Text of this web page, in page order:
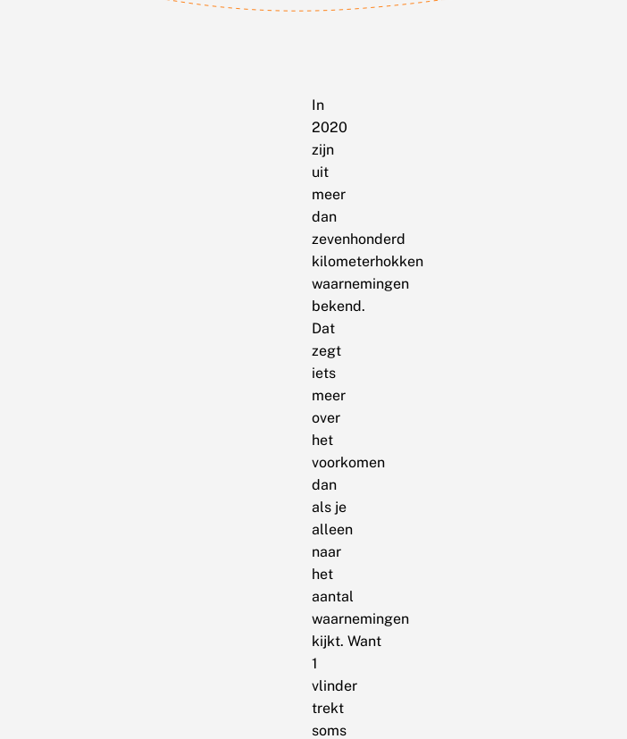
In
2020
zijn
uit
meer
dan
zevenhonderd
kilometerhokken
waarnemingen
bekend.
Dat
zegt
iets
meer
over
het
voorkomen
dan
als je
alleen
naar
het
aantal
waarnemingen
kijkt. Want
1
vlinder
trekt
soms